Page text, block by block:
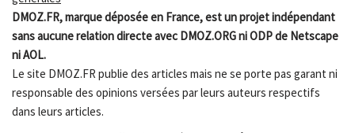
DMOZ.FR, marque déposée en France, est un projet indépendant
sans aucune relation directe avec DMOZ.ORG ni ODP de Netscape
ni AOL.
Le site DMOZ.FR publie des articles mais ne se porte pas garant ni
responsable des opinions versées par leurs auteurs respectifs
dans leurs articles.